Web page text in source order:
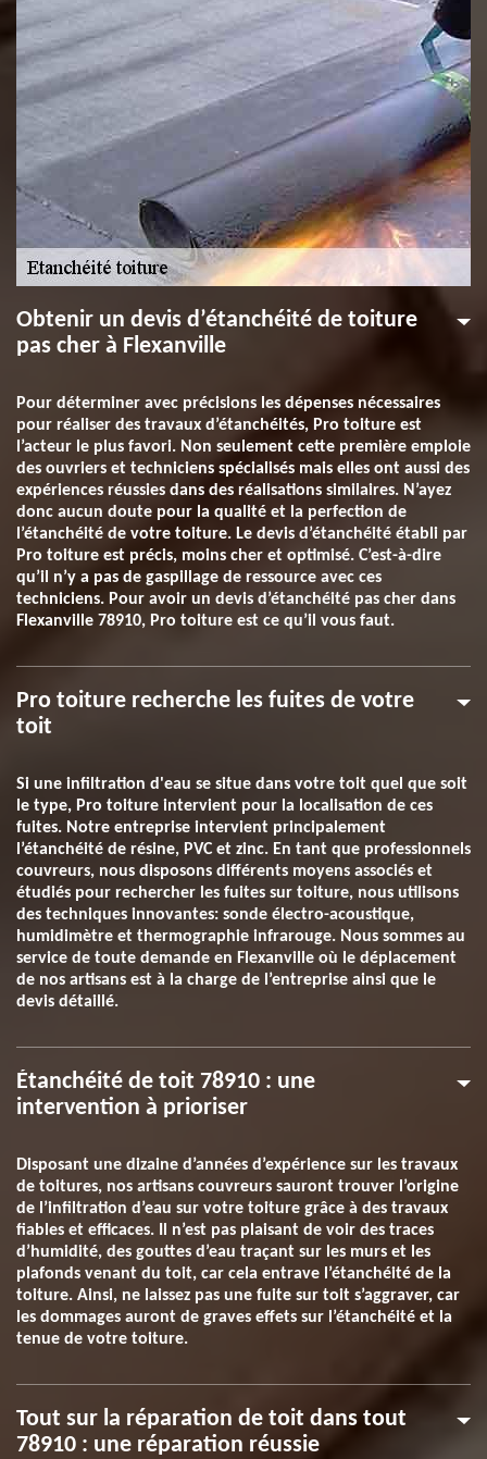
Obtenir un devis d’étanchéité de toiture
pas cher à Flexanville
Pour déterminer avec précisions les dépenses nécessaires
pour réaliser des travaux d’étanchéités, Pro toiture est
l’acteur le plus favori. Non seulement cette première emploie
des ouvriers et techniciens spécialisés mais elles ont aussi des
expériences réussies dans des réalisations similaires. N’ayez
donc aucun doute pour la qualité et la perfection de
l’étanchéité de votre toiture. Le devis d’étanchéité établi par
Pro toiture est précis, moins cher et optimisé. C’est-à-dire
qu’il n’y a pas de gaspillage de ressource avec ces
techniciens. Pour avoir un devis d’étanchéité pas cher dans
Flexanville 78910, Pro toiture est ce qu’il vous faut.
Pro toiture recherche les fuites de votre
toit
Si une infiltration d'eau se situe dans votre toit quel que soit
le type, Pro toiture intervient pour la localisation de ces
fuites. Notre entreprise intervient principalement
l’étanchéité de résine, PVC et zinc. En tant que professionnels
couvreurs, nous disposons différents moyens associés et
étudiés pour rechercher les fuites sur toiture, nous utilisons
des techniques innovantes: sonde électro-acoustique,
humidimètre et thermographie infrarouge. Nous sommes au
service de toute demande en Flexanville où le déplacement
de nos artisans est à la charge de l’entreprise ainsi que le
devis détaillé.
Étanchéité de toit 78910 : une
intervention à prioriser
Disposant une dizaine d’années d’expérience sur les travaux
de toitures, nos artisans couvreurs sauront trouver l’origine
de l’infiltration d’eau sur votre toiture grâce à des travaux
fiables et efficaces. Il n’est pas plaisant de voir des traces
d’humidité, des gouttes d’eau traçant sur les murs et les
plafonds venant du toit, car cela entrave l’étanchéité de la
toiture. Ainsi, ne laissez pas une fuite sur toit s’aggraver, car
les dommages auront de graves effets sur l’étanchéité et la
tenue de votre toiture.
Tout sur la réparation de toit dans tout
78910 : une réparation réussie